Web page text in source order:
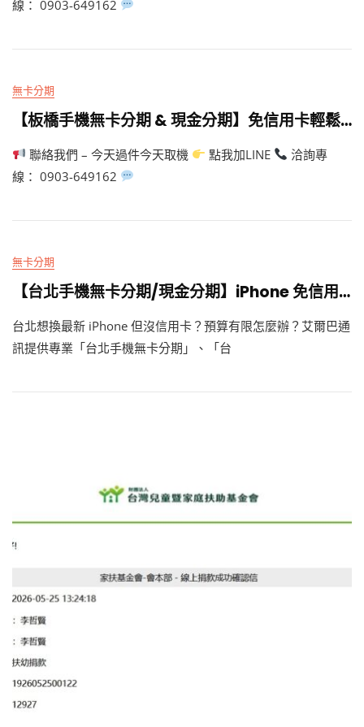
線： 0903-649162
無卡分期
【板橋手機無卡分期 & 現金分期】免信用卡輕鬆買 iPhone，今天過件今天取機！ – 艾爾巴通訊
聯絡我們 – 今天過件今天取機 點我加LINE
洽詢專
線： 0903-649162
無卡分期
【台北手機無卡分期/現金分期】iPhone 免信用卡輕鬆月繳，今天過件今天取機！ – 艾爾巴通訊
台北想換最新 iPhone 但沒信用卡？預算有限怎麼辦？艾爾巴通
訊提供專業「台北手機無卡分期」、「台